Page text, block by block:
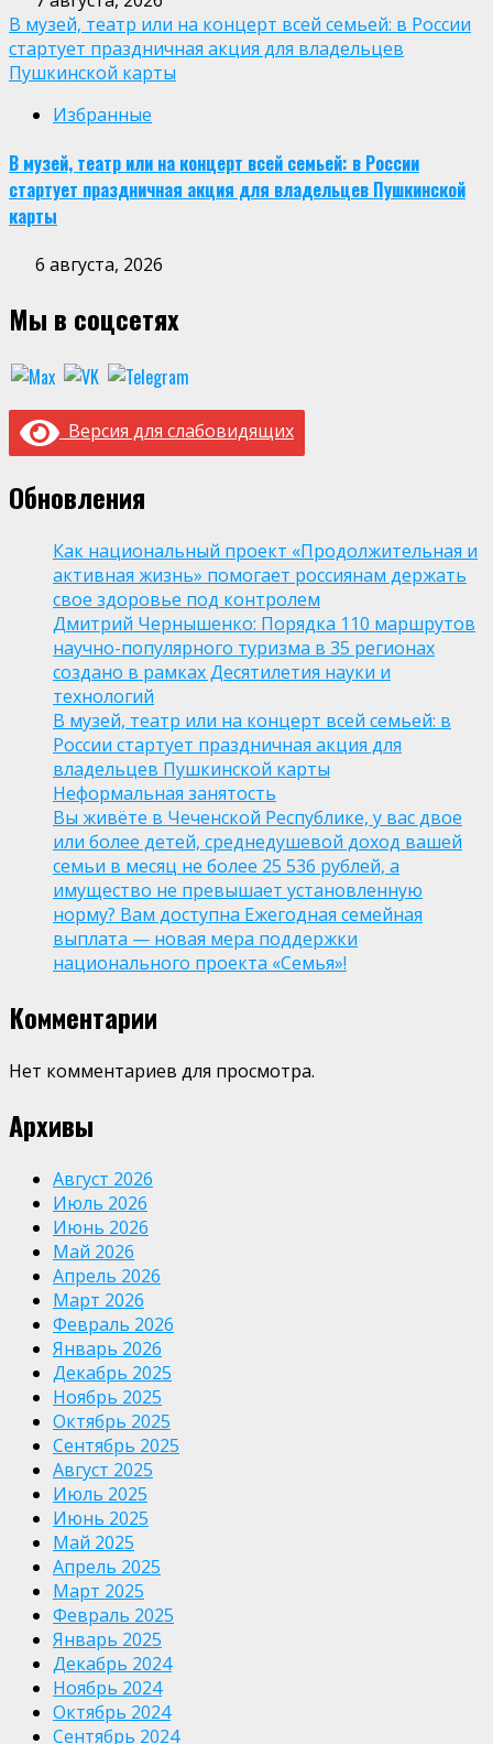
В музей, театр или на концерт всей семьей: в России
стартует праздничная акция для владельцев
Пушкинской карты
Избранные
В музей, театр или на концерт всей семьей: в России
стартует праздничная акция для владельцев Пушкинской
карты
6 августа, 2026
Мы в соцсетях
Версия для слабовидящих
Обновления
Как национальный проект «Продолжительная и
активная жизнь» помогает россиянам держать
свое здоровье под контролем
Дмитрий Чернышенко: Порядка 110 маршрутов
научно-популярного туризма в 35 регионах
создано в рамках Десятилетия науки и
технологий
В музей, театр или на концерт всей семьей: в
России стартует праздничная акция для
владельцев Пушкинской карты
Неформальная занятость
Вы живёте в Чеченской Республике, у вас двое
или более детей, среднедушевой доход вашей
семьи в месяц не более 25 536 рублей, а
имущество не превышает установленную
норму? Вам доступна Ежегодная семейная
выплата — новая мера поддержки
национального проекта «Семья»!
Комментарии
Нет комментариев для просмотра.
Архивы
Август 2026
Июль 2026
Июнь 2026
Май 2026
Апрель 2026
Март 2026
Февраль 2026
Январь 2026
Декабрь 2025
Ноябрь 2025
Октябрь 2025
Сентябрь 2025
Август 2025
Июль 2025
Июнь 2025
Май 2025
Апрель 2025
Март 2025
Февраль 2025
Январь 2025
Декабрь 2024
Ноябрь 2024
Октябрь 2024
Сентябрь 2024